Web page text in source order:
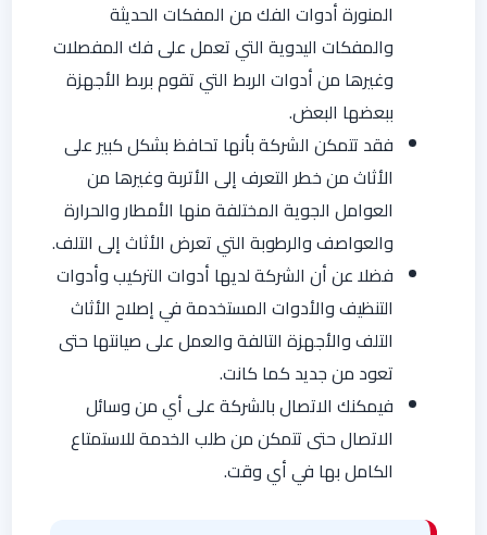
المنورة أدوات الفك من المفكات الحديثة
والمفكات اليدوية التي تعمل على فك المفصلات
وغيرها من أدوات الربط التي تقوم بربط الأجهزة
ببعضها البعض.
فقد تتمكن الشركة بأنها تحافظ بشكل كبير على
الأثاث من خطر التعرف إلى الأتربة وغيرها من
العوامل الجوية المختلفة منها الأمطار والحرارة
والعواصف والرطوبة التي تعرض الأثاث إلى التلف.
فضلا عن أن الشركة لديها أدوات التركيب وأدوات
التنظيف والأدوات المستخدمة في إصلاح الأثاث
التلف والأجهزة التالفة والعمل على صيانتها حتى
تعود من جديد كما كانت.
فيمكنك الاتصال بالشركة على أي من وسائل
الاتصال حتى تتمكن من طلب الخدمة للاستمتاع
الكامل بها في أي وقت.